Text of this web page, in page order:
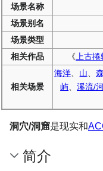
场景名称
场景别名
场景类型
相关作品
《上古捲
相关场景
海洋、 山、
屿、溪流/
洞穴/洞窟是现实和
简介